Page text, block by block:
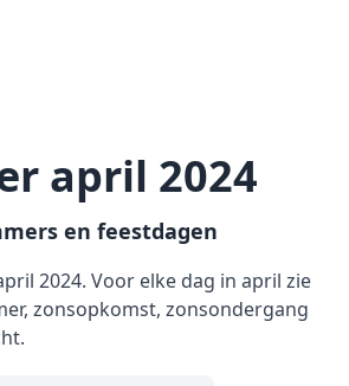
april 2024
en feestdagen
2024. Voor elke dag in april zie
zonsopkomst, zonsondergang